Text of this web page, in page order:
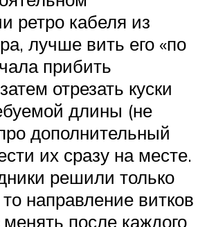
ретро кабеля из
лучше вить его «по
прибить
отрезать куски
длины (не
дополнительный
их сразу на месте.
решили только
направление витков
после каждого